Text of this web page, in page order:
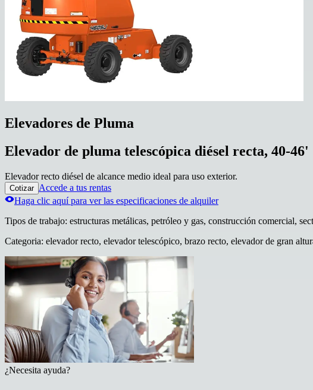
Elevadores de Pluma
Elevador de pluma telescópica diésel recta, 40-46'
Elevador recto diésel de alcance medio ideal para uso exterior.
Cotizar Accede a tus rentas
Haga clic aquí para ver las especificaciones de alquiler
Tipos de trabajo: estructuras metálicas, petróleo y gas, construcción comercial,
Categoria: elevador recto, elevador telescópico, brazo recto, elevador de gran
¿Necesita ayuda?